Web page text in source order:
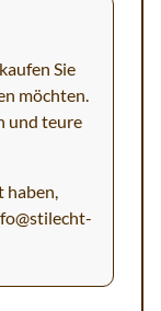
Sie
möchten.
und teure
haben,